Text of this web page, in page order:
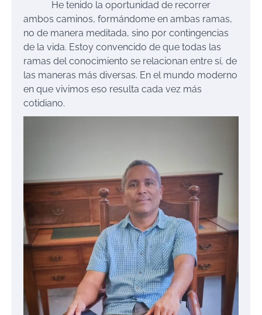
He tenido la oportunidad de recorrer
ambos caminos, formándome en ambas ramas,
no de manera meditada, sino por contingencias
de la vida. Estoy convencido de que todas las
ramas del conocimiento se relacionan entre sí, de
las maneras más diversas. En el mundo moderno
en que vivimos eso resulta cada vez más
cotidiano.